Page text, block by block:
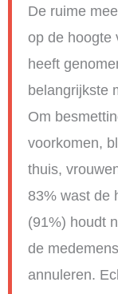
De ruime
op de hoogte
heeft
belangrijkste
Om
voorkomen,
thuis,
83% wast de
(91%) houdt
de
annuleren.